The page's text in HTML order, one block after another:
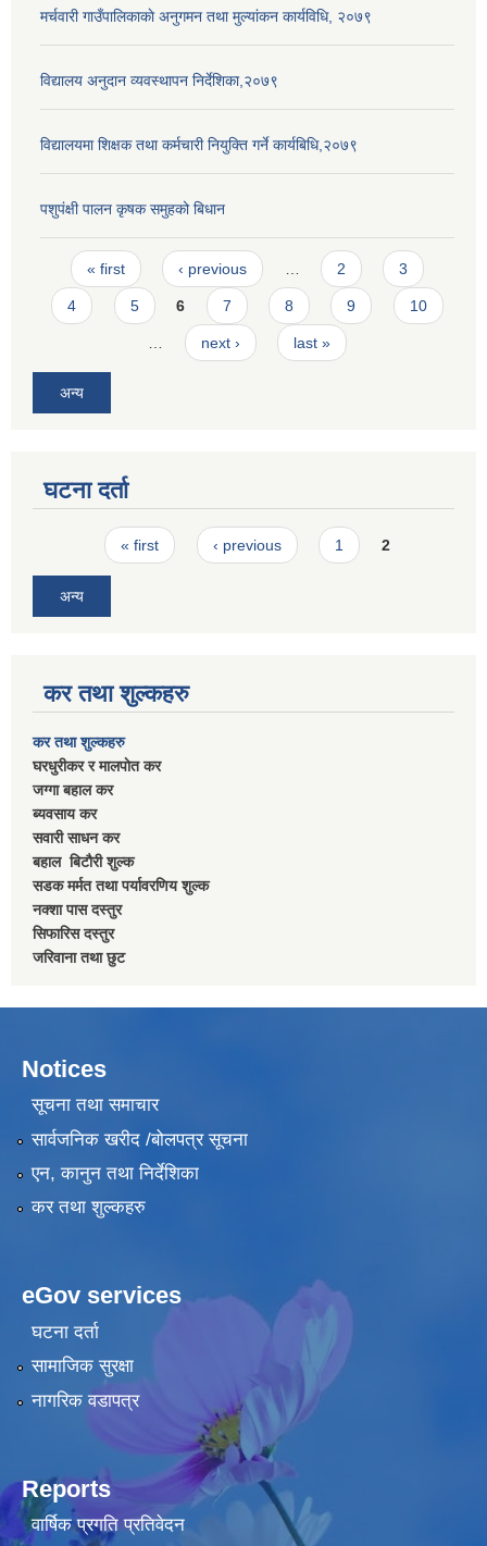
मर्चवारी गाउँपालिकाकाे अनुगमन तथा मुल्यांकन कार्यविधि, २०७९
विद्यालय अनुदान व्यवस्थापन निर्देशिका,२०७९
विद्यालयमा शिक्षक तथा कर्मचारी नियुक्ति गर्ने कार्यबिधि,२०७९
पशुपंक्षी पालन कृषक समुहको बिधान
Pages
« first ‹ previous 2 3
4 5 6 7 8 9 10
next › last »
अन्य
घटना दर्ता
Pages« first ‹ previous 1 2
अन्य
कर तथा शुल्कहरु
कर तथा शुल्कहरु
घरधुरीकर र मालपाेत कर
जग्गा बहाल कर
ब्यवसाय कर
सवारी साधन कर
बहाल बिटाैरी शुल्क
सडक मर्मत तथा पर्यावरणिय शुल्क
नक्शा पास दस्तुर
सिफारिस दस्तुर
जरिवाना तथा छुट
Notices
सूचना तथा समाचार
सार्वजनिक खरीद /बोलपत्र सूचना
एन, कानुन तथा निर्देशिका
कर तथा शुल्कहरु
eGov services
घटना दर्ता
सामाजिक सुरक्षा
नागरिक वडापत्र
Reports
वार्षिक प्रगति प्रतिवेदन